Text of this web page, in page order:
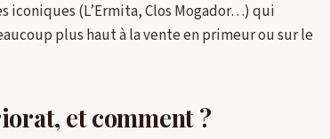
iconiques (L’Ermita, Clos Mogador…) qui
plus haut à la vente en primeur ou sur le
et comment ?